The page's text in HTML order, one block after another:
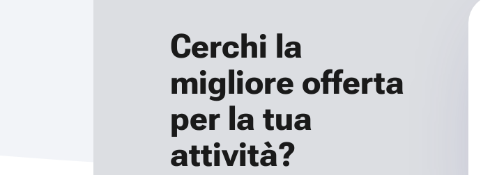
Cerchi la
migliore offerta
per la tua
attività?